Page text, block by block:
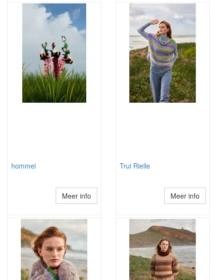
hommel
Meer info
Trui Rielle
Meer info